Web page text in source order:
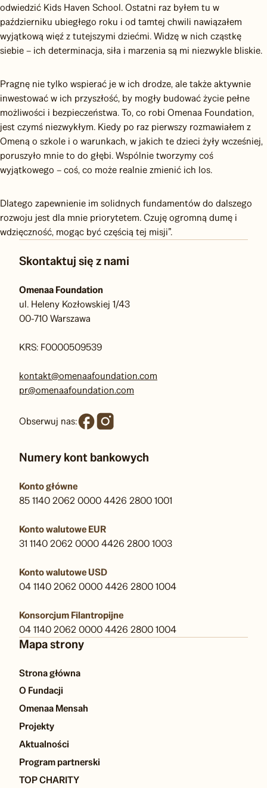
odwiedzić Kids Haven School. Ostatni raz byłem tu w
październiku ubiegłego roku i od tamtej chwili nawiązałem
wyjątkową więź z tutejszymi dziećmi. Widzę w nich cząstkę
siebie – ich determinacja, siła i marzenia są mi niezwykle bliskie.
Pragnę nie tylko wspierać je w ich drodze, ale także aktywnie
inwestować w ich przyszłość, by mogły budować życie pełne
możliwości i bezpieczeństwa. To, co robi Omenaa Foundation,
jest czymś niezwykłym. Kiedy po raz pierwszy rozmawiałem z
Omeną o szkole i o warunkach, w jakich te dzieci żyły wcześniej,
poruszyło mnie to do głębi. Wspólnie tworzymy coś
wyjątkowego – coś, co może realnie zmienić ich los.
Dlatego zapewnienie im solidnych fundamentów do dalszego
rozwoju jest dla mnie priorytetem. Czuję ogromną dumę i
wdzięczność, mogąc być częścią tej misji”.
Skontaktuj się z nami
Omenaa Foundation
ul. Heleny Kozłowskiej 1/43
00-710 Warszawa
KRS: F0000509539
kontakt@omenaafoundation.com
pr@omenaafoundation.com
Obserwuj nas:
Numery kont bankowych
Konto główne
85 1140 2062 0000 4426 2800 1001
Konto walutowe EUR
31 1140 2062 0000 4426 2800 1003
Konto walutowe USD
04 1140 2062 0000 4426 2800 1004
Konsorcjum Filantropijne
04 1140 2062 0000 4426 2800 1004
Mapa strony
Strona główna
O Fundacji
Omenaa Mensah
Projekty
Aktualności
Program partnerski
TOP CHARITY